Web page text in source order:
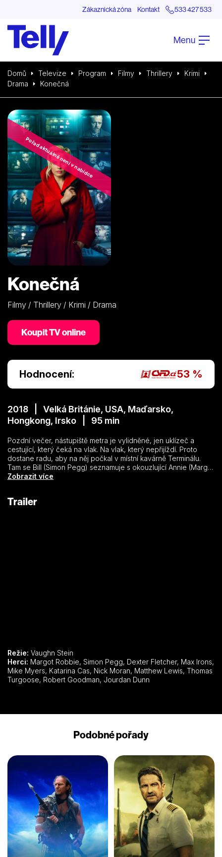
Zákaznická zóna Kontakt 533 427 533
Menu
Domů Televize Program Filmy Thrillery
Krimi
Drama
Konečná
Pořad aktuálně není v nabídce
Konečná
Filmy / Thrillery / Krimi / Drama
Koupit TV online
Hodnocení: 53 %
2018 | Velká Británie, USA, Maďarsko,
Hongkong, Irsko | 95 min
Pozdní večer, nástupiště metra je vylidněné, jen uklízeč a
cestující, který čeká na vlak. Na vlak, který nepřijíždí. Proto
dostane radu, aby na něj počkal v místní kavárně Terminálu.
Tam se Bill (Simon Pegg) seznamuje s okouzlující Annie (Margot
Robbie). Přiznává se jí, že pomalu a bolestivě umírá, a tak spolu
Zobrazit více
Trailer
Režie: Vaughn Stein
Herci:
Mike Myers, Katarina Cas, Nick Moran, Matthew Lewis, Thomas
Turgoose, Robert Goodman, Jourdan Dunn
Podobné pořady